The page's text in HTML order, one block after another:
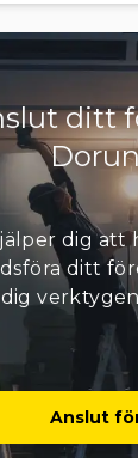
ditt
dig att
ditt
Anslut